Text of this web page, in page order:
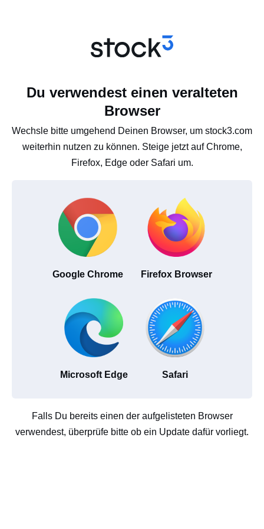
Du verwendest einen veralteten
Browser
Wechsle bitte umgehend Deinen Browser, um stock3.com
weiterhin nutzen zu können. Steige jetzt auf Chrome,
Firefox, Edge oder Safari um.
Google Chrome Firefox Browser
Microsoft Edge Safari
Falls Du bereits einen der aufgelisteten Browser
verwendest, überprüfe bitte ob ein Update dafür vorliegt.